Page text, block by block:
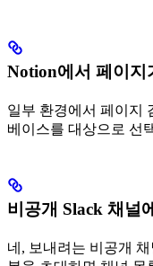
Notion에서 페이지
일부 환경에서 페이지
베이스를 대상으로 선
비공개 Slack 채널
네, 보내려는 비공개 채